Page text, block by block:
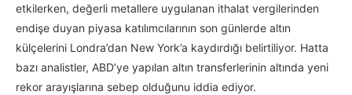
etkilerken, değerli metallere uygulanan ithalat vergilerinden
endişe duyan piyasa katılımcılarının son günlerde altın
külçelerini Londra’dan New York’a kaydırdığı belirtiliyor. Hatta
bazı analistler, ABD’ye yapılan altın transferlerinin altında yeni
rekor arayışlarına sebep olduğunu iddia ediyor.